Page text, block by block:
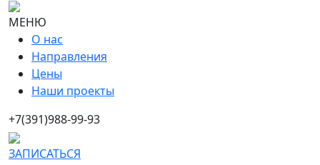
МЕНЮ
О нас
Направления
Цены
Наши проекты
+7(391)988-99-93
ЗАПИСАТЬСЯ